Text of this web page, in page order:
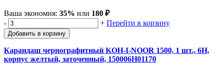
Ваша экономия: 35% или 180 ₽
-
+ Перейти в корзину
Добавить в корзину
Карандаш чернографитный KOH-I-NOOR 1500, 1 шт., 6H,
корпус желтый, заточенный, 150006H01170